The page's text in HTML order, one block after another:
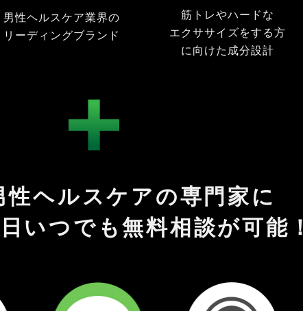
男性ヘルスケア業界の
リーディングブランド
筋トレやハードな
エクササイズをする方
に向けた成分設計
性ヘルスケアの専門家に
いつでも無料相談が可能！